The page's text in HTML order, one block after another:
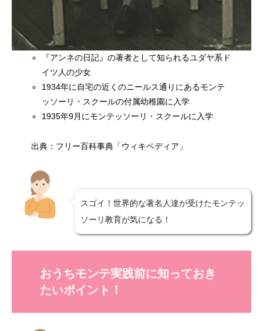
『アンネの日記』の著者として知られるユダヤ系ド
イツ人の少女
1934年に自宅の近くのニールス通りにあるモンテ
ッソーリ・スクールの付属幼稚園に入学
1935年9月にモンテッソーリ・スクールに入学
出典：フリー百科事典「ウィキペディア」
スゴイ！世界的な著名人達が受けたモンテッ
ソーリ教育が気になる！
おうちモンテ実践前に知っておき
たいポイント！